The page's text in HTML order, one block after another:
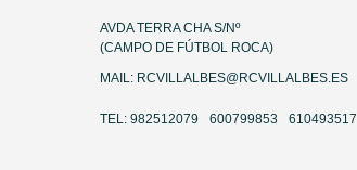
AVDA TERRA CHA S/Nº
(CAMPO DE FÚTBOL ROCA)
MAIL: RCVILLALBES@RCVILLALBES.ES
TEL: 982512079 600799853 610493517